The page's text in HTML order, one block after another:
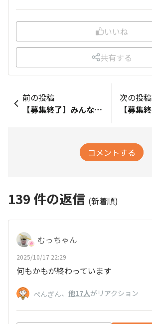
いいね
共有する
前の投稿
【募集終了】みんなでオリジナルグッズを作ろう！①
次の投稿
コメントする
139 件の返信 (新着順)
むっちゃん
2025/10/17 22:29
何もかもが終わっています
ぺんぎん、 他17人がリアクション